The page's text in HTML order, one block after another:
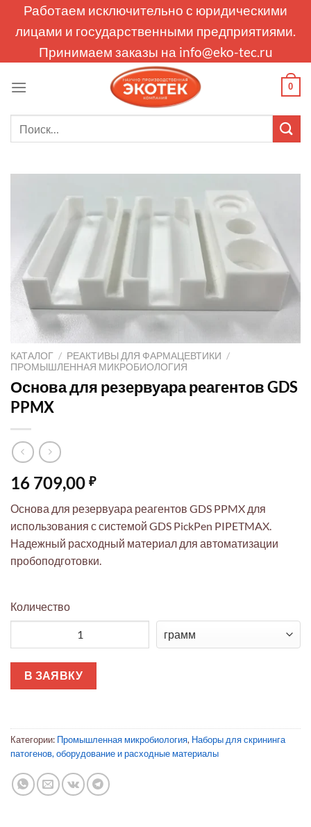
Работаем исключительно с юридическими
лицами и государственными предприятиями.
Принимаем заказы на info@eko-tec.ru
0
КАТАЛОГ / РЕАКТИВЫ ДЛЯ ФАРМАЦЕВТИКИ /
ПРОМЫШЛЕННАЯ МИКРОБИОЛОГИЯ
Основа для резервуара реагентов GDS
PPMX
16 709,00 ₽
Основа для резервуара реагентов GDS PPMX для
использования с системой GDS PickPen PIPETMAX.
Надежный расходный материал для автоматизации
пробоподготовки.
Количество
В ЗАЯВКУ
Категории: Промышленная микробиология, Наборы для скрининга
патогенов, оборудование и расходные материалы